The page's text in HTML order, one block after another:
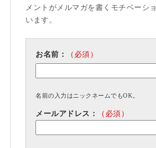
メントがメルマガを書くモチベーシ
います。
お名前： （必須）
名前の入力はニックネームでもOK。
メールアドレス： （必須）